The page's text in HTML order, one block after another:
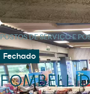
POSTOS DE SERVIÇO E
Fechado